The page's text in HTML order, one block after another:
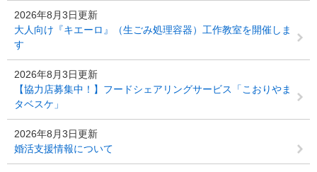
2026年8月3日更新
大人向け『キエーロ』（生ごみ処理容器）工作教室を開催しま
す
2026年8月3日更新
【協力店募集中！】フードシェアリングサービス「こおりやま
タベスケ」
2026年8月3日更新
婚活支援情報について